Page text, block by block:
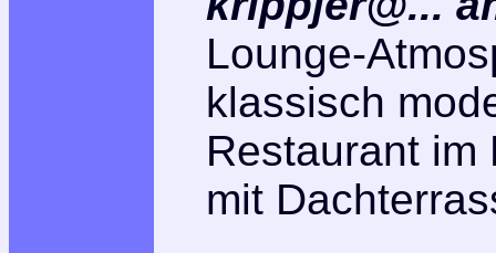
Lounge-
klassisch
Restaurant im
mit